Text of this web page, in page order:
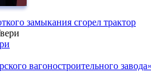
замыкания сгорел трактор
вагоностроительного